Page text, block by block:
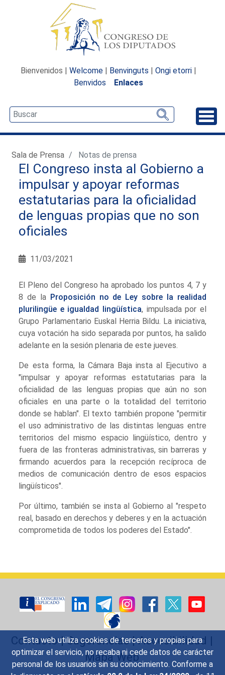
Esta web utiliza cookies de terceros y propias para
optimizar el servicio, no recaba ni cede datos de carácter
personal de los usuarios sin su conocimiento. Conforme a
Bienvenidos | Welcome | Benvinguts | Ongi etorri |
Benvidos
Enlaces
Sala de Prensa Notas de prensa
El Congreso insta al Gobierno a
impulsar y apoyar reformas
estatutarias para la oficialidad
de lenguas propias que no son
oficiales
11/03/2021
El Pleno del Congreso ha aprobado los puntos 4, 7 y
8 de la Proposición no de Ley sobre la realidad
plurilingüe e igualdad lingüística, impulsada por el
Grupo Parlamentario Euskal Herria Bildu. La iniciativa,
cuya votación ha sido separada por puntos, ha salido
adelante en la sesión plenaria de este jueves.
De esta forma, la Cámara Baja insta al Ejecutivo a
"impulsar y apoyar reformas estatutarias para la
oficialidad de las lenguas propias que aún no son
oficiales en una parte o la totalidad del territorio
donde se hablan". El texto también propone "permitir
el uso administrativo de las distintas lenguas entre
territorios del mismo espacio lingüístico, dentro y
fuera de las fronteras administrativas, sin barreras y
firmando acuerdos para la recepción recíproca de
medios de comunicación dentro de esos espacios
lingüísticos".
Por último, también se insta al Gobierno al "respeto
real, basado en derechos y deberes y en la actuación
comprometida de todos los poderes del Estado".
Contacto|Sugerencias|Accesibilidad |
Mapa Web